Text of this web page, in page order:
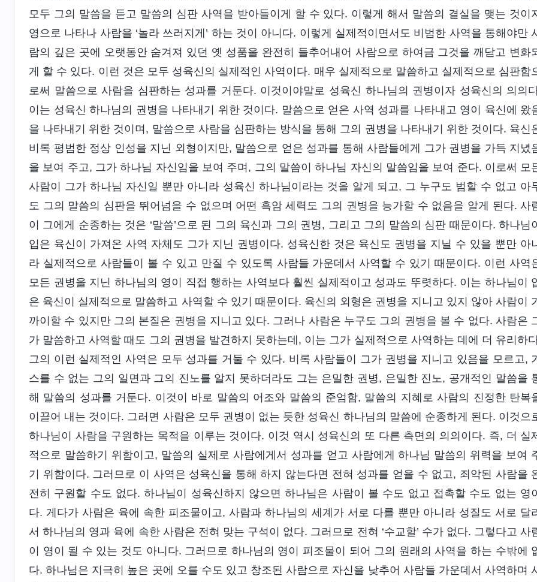
모두 그의 말씀을 듣고 말씀의 심판 사역을 받아들이게 할 수 있다. 이렇게 해서 말씀의 결실을 맺는 것이
영으로 나타나 사람을 ‘놀라 쓰러지게’ 하는 것이 아니다. 이렇게 실제적이면서도 비범한 사역을 통해야만
람의 깊은 곳에 오랫동안 숨겨져 있던 옛 성품을 완전히 들추어내어 사람으로 하여금 그것을 깨닫고 변화
게 할 수 있다. 이런 것은 모두 성육신의 실제적인 사역이다. 매우 실제적으로 말씀하고 실제적으로 심판함
로써 말씀으로 사람을 심판하는 성과를 거둔다. 이것이야말로 성육신 하나님의 권병이자 성육신의 의의
이는 성육신 하나님의 권병을 나타내기 위한 것이다. 말씀으로 얻은 사역 성과를 나타내고 영이 육신에 왔
을 나타내기 위한 것이며, 말씀으로 사람을 심판하는 방식을 통해 그의 권병을 나타내기 위한 것이다. 육신
비록 평범한 정상 인성을 지닌 외형이지만, 말씀으로 얻은 성과를 통해 사람들에게 그가 권병을 가득 지녔
을 보여 주고, 그가 하나님 자신임을 보여 주며, 그의 말씀이 하나님 자신의 말씀임을 보여 준다. 이로써 모
사람이 그가 하나님 자신일 뿐만 아니라 성육신 하나님이라는 것을 알게 되고, 그 누구도 범할 수 없고 아
도 그의 말씀의 심판을 뛰어넘을 수 없으며 어떤 흑암 세력도 그의 권병을 능가할 수 없음을 알게 된다. 사
이 그에게 순종하는 것은 ‘말씀’으로 된 그의 육신과 그의 권병, 그리고 그의 말씀의 심판 때문이다. 하나님이
입은 육신이 가져온 사역 자체도 그가 지닌 권병이다. 성육신한 것은 육신도 권병을 지닐 수 있을 뿐만 아
라 실제적으로 사람들이 볼 수 있고 만질 수 있도록 사람들 가운데서 사역할 수 있기 때문이다. 이런 사역
모든 권병을 지닌 하나님의 영이 직접 행하는 사역보다 훨씬 실제적이고 성과도 뚜렷하다. 이는 하나님이
은 육신이 실제적으로 말씀하고 사역할 수 있기 때문이다. 육신의 외형은 권병을 지니고 있지 않아 사람이
까이할 수 있지만 그의 본질은 권병을 지니고 있다. 그러나 사람은 누구도 그의 권병을 볼 수 없다. 사람은
가 말씀하고 사역할 때도 그의 권병을 발견하지 못하는데, 이는 그가 실제적으로 사역하는 데에 더 유리하
그의 이런 실제적인 사역은 모두 성과를 거둘 수 있다. 비록 사람들이 그가 권병을 지니고 있음을 모르고,
스를 수 없는 그의 일면과 그의 진노를 알지 못하더라도 그는 은밀한 권병, 은밀한 진노, 공개적인 말씀을
해 말씀의 성과를 거둔다. 이것이 바로 말씀의 어조와 말씀의 준엄함, 말씀의 지혜로 사람의 진정한 탄복
이끌어 내는 것이다. 그러면 사람은 모두 권병이 없는 듯한 성육신 하나님의 말씀에 순종하게 된다. 이것으
하나님이 사람을 구원하는 목적을 이루는 것이다. 이것 역시 성육신의 또 다른 측면의 의의이다. 즉, 더 실제
적으로 말씀하기 위함이고, 말씀의 실제로 사람에게서 성과를 얻고 사람에게 하나님 말씀의 위력을 보여
기 위함이다. 그러므로 이 사역은 성육신을 통해 하지 않는다면 전혀 성과를 얻을 수 없고, 죄악된 사람을
전히 구원할 수도 없다. 하나님이 성육신하지 않으면 하나님은 사람이 볼 수도 없고 접촉할 수도 없는 영이
다. 게다가 사람은 육에 속한 피조물이고, 사람과 하나님의 세계가 서로 다를 뿐만 아니라 성질도 서로 달
서 하나님의 영과 육에 속한 사람은 전혀 맞는 구석이 없다. 그러므로 전혀 ‘수교할’ 수가 없다. 그렇다고 사
이 영이 될 수 있는 것도 아니다. 그러므로 하나님의 영이 피조물이 되어 그의 원래의 사역을 하는 수밖에
다. 하나님은 지극히 높은 곳에 오를 수도 있고 창조된 사람으로 자신을 낮추어 사람들 가운데서 사역하며